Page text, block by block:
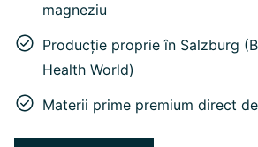
magneziu
Producție proprie în Salzburg
Health World)
Materii prime premium direct